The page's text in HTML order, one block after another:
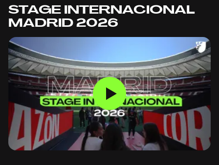
STAGE INTERNACIONAL
MADRID 2026